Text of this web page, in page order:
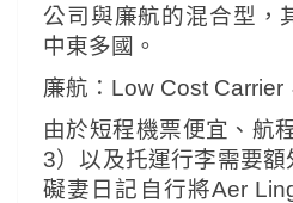
公司與廉航的混合型，
中東多國。
廉航：Low Cost Carrier
由於短程機票便宜、航
3）以及托運行李需要額
礙妻日記自行將Aer